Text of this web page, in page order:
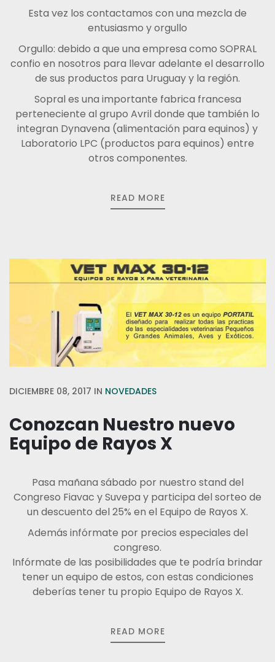
Esta vez los contactamos con una mezcla de
entusiasmo y orgullo
Orgullo: debido a que una empresa como SOPRAL
confio en nosotros para llevar adelante el desarrollo
de sus productos para Uruguay y la región.
Sopral es una importante fabrica francesa
perteneciente al grupo Avril donde que también lo
integran Dynavena (alimentación para equinos) y
Laboratorio LPC (productos para equinos) entre
otros componentes.
READ MORE
DICIEMBRE 08, 2017 IN NOVEDADES
Conozcan Nuestro nuevo
Equipo de Rayos X
Pasa mañana sábado por nuestro stand del
Congreso Fiavac y Suvepa y participa del sorteo de
un descuento del 25% en el Equipo de Rayos X.
Además infórmate por precios especiales del
congreso.
Infórmate de las posibilidades que te podría brindar
tener un equipo de estos, con estas condiciones
deberías tener tu propio Equipo de Rayos X.
READ MORE